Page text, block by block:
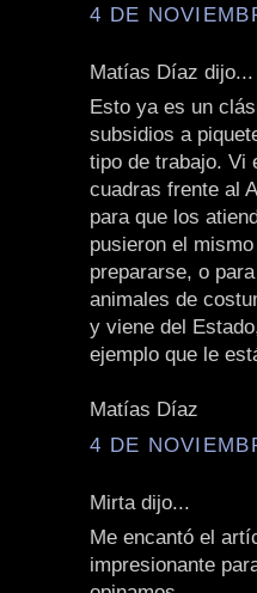
4 DE
Matías Díaz dijo...
Esto ya es un
subsidios a
tipo de trabajo. Vi
cuadras frente al
para que los
pusieron el
prepararse, o
animales de
y viene del
ejemplo que le
Matías Díaz
4 DE
Mirta dijo...
Me encantó el
impresionante